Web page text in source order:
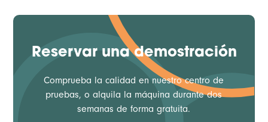
Reservar una demostración
Comprueba la calidad en nuestro centro de
pruebas, o alquila la máquina durante dos
semanas de forma gratuita.